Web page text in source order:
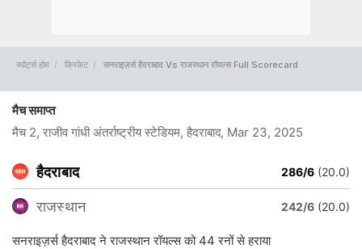
स्पोर्ट्स होम क्रिकेट सनराइज़र्स हैदराबाद Vs राजस्थान रॉयल्स Full Scorecard
मैच समाप्त
मैच 2, राजीव गांधी अंतर्राष्ट्रीय स्टेडियम, हैदराबाद, Mar 23, 2025
हैदराबाद 286/6 (20.0)
राजस्थान 242/6 (20.0)
सनराइज़र्स हैदराबाद ने राजस्थान रॉयल्स को 44 रनों से हराया